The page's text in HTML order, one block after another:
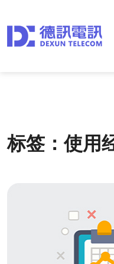
标签：使用